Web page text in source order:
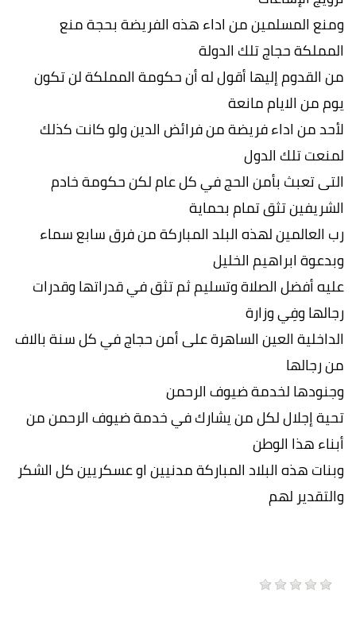
ومنع المسلمين من اداء هذه الفريضة بحجة منع
المملكة حجاج تلك الدولة
من القدوم إليها أقول له أن حكومة المملكة لن تكون
يوم من الايام مانعة
لأحد من اداء فريضة من فرائض الدين ولو كانت كذلك
لمنعت تلك الدول
التى تعبث بأمن الحج في كل عام لكن حكومة خادم
الشريفين تثق تمام بحماية
رب العالمين لهذه البلد المباركة من فرق سابع سماء
وبدعوة ابراهيم الخليل
عليه أفضل الصلاة وتسليم ثم تثق في قدراتها وقدرات
رجالها وفِي وزارة
الداخلية العين الساهرة على أمن حجاج في كل سنة بالاف
من رجالها
وجنودها لخدمة ضيوف الرحمن
تحية إجلال لكل من يشارك في خدمة ضيوف الرحمن من
أبناء هذا الوطن
وبنات هذه البلاد المباركة مدنيين او عسكريين كل الشكر
والتقدير لهم